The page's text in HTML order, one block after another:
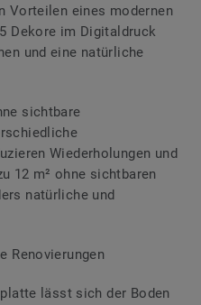
Vorteilen eines modernen
Dekore im Digitaldruck
und eine natürliche
sichtbare
Wiederholungen und
12 m² ohne sichtbaren
natürliche und
Renovierungen
lässt sich der Boden